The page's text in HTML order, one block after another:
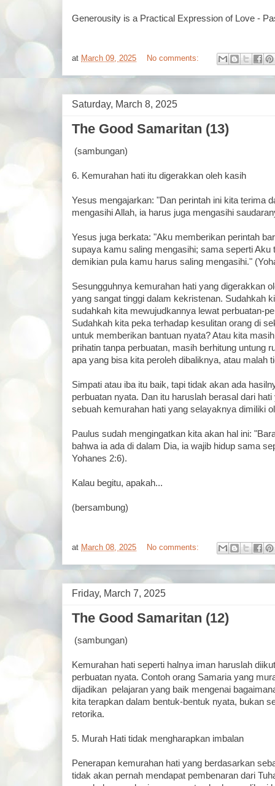
Generousity is a Practical Expression of Love -
at March 09, 2025 No comments:
Saturday, March 8, 2025
The Good Samaritan (13)
(sambungan)
6. Kemurahan hati itu digerakkan oleh kasih
Yesus mengajarkan: "Dan perintah ini kita terima
mengasihi Allah, ia harus juga mengasihi
Yesus juga berkata: "Aku memberikan perintah
supaya kamu saling mengasihi; sama seperti Aku
demikian pula kamu harus saling mengasihi."
Sesungguhnya kemurahan hati yang digerakkan
yang sangat tinggi dalam kekristenan. Sudahkah
sudahkah kita mewujudkannya lewat perbuatan-
Sudahkah kita peka terhadap kesulitan orang di
untuk memberikan bantuan nyata? Atau kita
prihatin tanpa perbuatan, masih berhitung untung
apa yang bisa kita peroleh dibaliknya, atau malah
Simpati atau iba itu baik, tapi tidak akan ada
perbuatan nyata. Dan itu haruslah berasal dari
sebuah kemurahan hati yang selayaknya dimiliki
Paulus sudah mengingatkan kita akan hal ini:
bahwa ia ada di dalam Dia, ia wajib hidup sama
Yohanes 2:6).
Kalau begitu, apakah...
(bersambung)
at March 08, 2025 No comments:
Friday, March 7, 2025
The Good Samaritan (12)
(sambungan)
Kemurahan hati seperti halnya iman haruslah
perbuatan nyata. Contoh orang Samaria yang
dijadikan pelajaran yang baik mengenai
kita terapkan dalam bentuk-bentuk nyata, bukan
retorika.
5. Murah Hati tidak mengharapkan imbalan
Penerapan kemurahan hati yang berdasarkan
tidak akan pernah mendapat pembenaran dari